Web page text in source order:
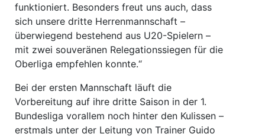
funktioniert. Besonders freut uns auch, dass
sich unsere dritte Herrenmannschaft –
überwiegend bestehend aus U20-Spielern –
mit zwei souveränen Relegationssiegen für die
Oberliga empfehlen konnte.“
Bei der ersten Mannschaft läuft die
Vorbereitung auf ihre dritte Saison in der 1.
Bundesliga vorallem noch hinter den Kulissen –
erstmals unter der Leitung von Trainer Guido